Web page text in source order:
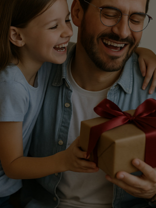
Pinterest kann eine wunderschöne
Eigenes aufzubauen – ohne Dauerstress,
täglichen Social-Media-Druck.
Du bist nur noch einen Klick von
Guide entfernt ❤️
Gib hier deinen
Gib hier deinen
Gib hier deine E-Mail-Adresse